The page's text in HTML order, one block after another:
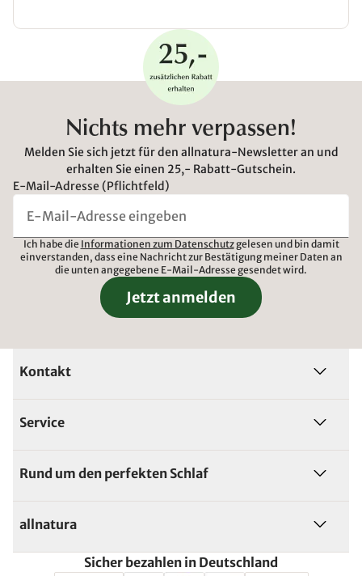
Nichts mehr verpassen!
Melden Sie sich jetzt für den allnatura-Newsletter an und
erhalten Sie einen 25,- Rabatt-Gutschein.
E-Mail-Adresse (Pflichtfeld)
Ich habe die Informationen zum Datenschutzgelesen und bin damit
einverstanden, dass eine Nachricht zur Bestätigung meiner Daten an
die unten angegebene E-Mail-Adresse gesendet wird.
Jetzt anmelden
Kontakt
Service
Rund um den perfekten Schlaf
allnatura
Sicher bezahlen in Deutschland